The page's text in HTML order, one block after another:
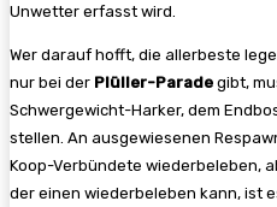
Unwetter erfasst wird.
Wer darauf hofft, die allerbeste
nur bei der Plüller-Parade gibt,
Schwergewicht-Harker, dem
stellen. An ausgewiesenen
Koop-Verbündete wiederbeleben,
der einen wiederbeleben kann, ist